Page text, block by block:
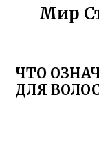
Мир
ЧТО
ДЛЯ